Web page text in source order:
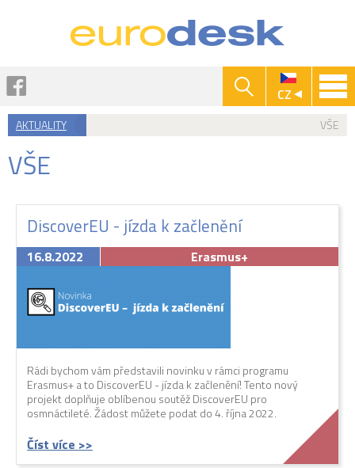
CZ
Jste
zde
AKTUALITY VŠE
VŠE
DiscoverEU - jízda k začlenění
16.8.2022 Erasmus+
Rádi bychom vám představili novinku v rámci programu
Erasmus+ a to DiscoverEU - jízda k začlenění! Tento nový
projekt doplňuje oblíbenou soutěž DiscoverEU pro
osmnáctileté. Žádost můžete podat do 4. října 2022.
Číst více >>